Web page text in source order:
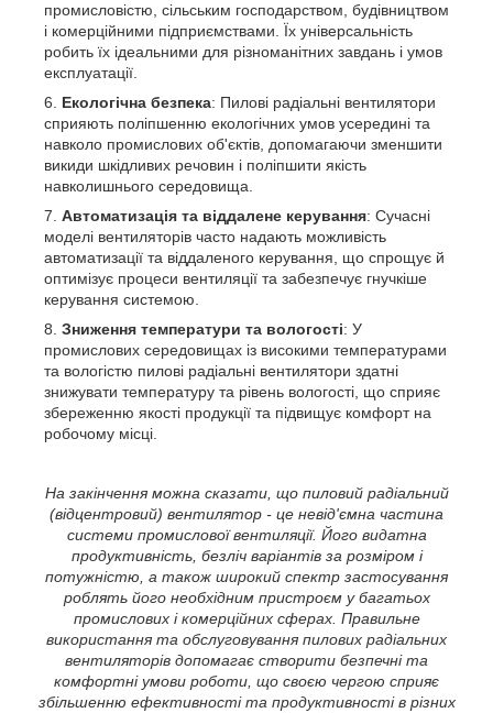
промисловістю, сільським господарством, будівництвом
і комерційними підприємствами. Їх універсальність
робить їх ідеальними для різноманітних завдань і умов
експлуатації.
Екологічна безпека: Пилові радіальні вентилятори
сприяють поліпшенню екологічних умов усередині та
навколо промислових об'єктів, допомагаючи зменшити
викиди шкідливих речовин і поліпшити якість
навколишнього середовища.
Автоматизація та віддалене керування: Сучасні
моделі вентиляторів часто надають можливість
автоматизації та віддаленого керування, що спрощує й
оптимізує процеси вентиляції та забезпечує гнучкіше
керування системою.
Зниження температури та вологості: У
промислових середовищах із високими температурами
та вологістю пилові радіальні вентилятори здатні
знижувати температуру та рівень вологості, що сприяє
збереженню якості продукції та підвищує комфорт на
робочому місці.
На закінчення можна сказати, що пиловий радіальний
(відцентровий) вентилятор - це невід'ємна частина
системи промислової вентиляції. Його видатна
продуктивність, безліч варіантів за розміром і
потужністю, а також широкий спектр застосування
роблять його необхідним пристроєм у багатьох
промислових і комерційних сферах. Правильне
використання та обслуговування пилових радіальних
вентиляторів допомагає створити безпечні та
комфортні умови роботи, що своєю чергою сприяє
збільшенню ефективності та продуктивності в різних